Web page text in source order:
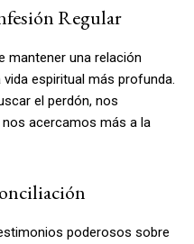
Regular
mantener una relación
espiritual más profunda.
el perdón, nos
acercamos más a la
poderosos sobre